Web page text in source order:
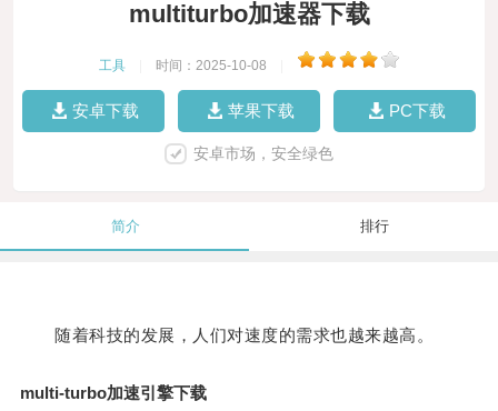
multiturbo加速器下载
工具 时间：2025-10-08
安卓下载 苹果下载 PC下载
安卓市场，安全绿色
简介 排行
随着科技的发展，人们对速度的需求也越来越高。
multi-turbo加速引擎下载